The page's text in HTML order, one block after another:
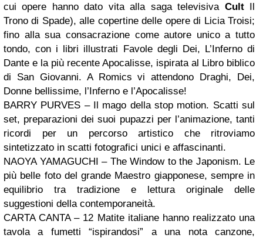
cui opere hanno dato vita alla saga televisiva CultIl
Trono di Spade), alle copertine delle opere di Licia Troisi;
fino alla sua consacrazione come autore unico a tutto
tondo, con i libri illustrati Favole degli Dei, L’Inferno di
Dante e la più recente Apocalisse, ispirata al Libro biblico
di San Giovanni. A Romics vi attendono Draghi, Dei,
Donne bellissime, l’Inferno e l’Apocalisse!
BARRY PURVES – Il mago della stop motion. Scatti sul
set, preparazioni dei suoi pupazzi per l’animazione, tanti
ricordi per un percorso artistico che ritroviamo
sintetizzato in scatti fotografici unici e affascinanti.
NAOYA YAMAGUCHI – The Window to the Japonism. Le
più belle foto del grande Maestro giapponese, sempre in
equilibrio tra tradizione e lettura originale delle
suggestioni della contemporaneità.
CARTA CANTA – 12 Matite italiane hanno realizzato una
tavola a fumetti “ispirandosi” a una nota canzone,